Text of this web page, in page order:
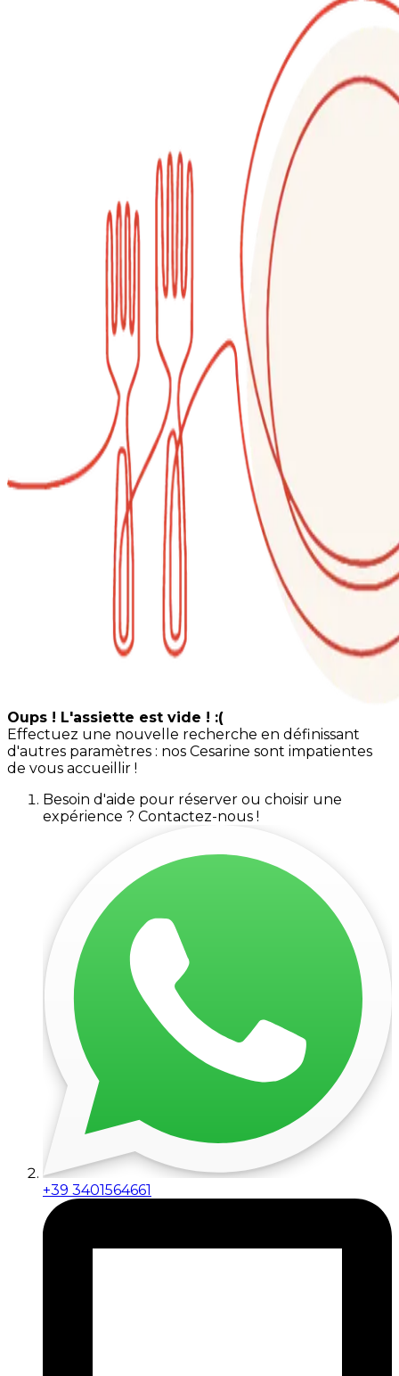
Oups ! L'assiette est vide ! :(
Effectuez une nouvelle recherche en définissant
d'autres paramètres : nos Cesarine sont impatientes
de vous accueillir !
Besoin d'aide pour réserver ou choisir une
expérience ? Contactez-nous !
+39 3401564661